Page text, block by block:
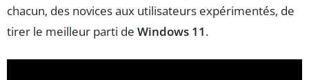
chacun, des novices aux utilisateurs expérimentés, de
tirer le meilleur parti de Windows 11.